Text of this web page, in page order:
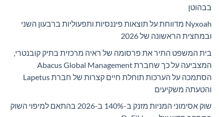
בבהוטן
Nyxoah מדווחת על תוצאות פיננסיות ותפעוליות ברבעון השני
ובמחצית הראשונה של 2026
בית המשפט התיר את פרסומה של ראיה מרכזית בתיק קובנטרי,
המצביעה על כך שחברת Abacus Global Management
הסתמכה על הערכות תוחלת חיים קצרות של חברת Lapetus
והטעתה משקיעים
שוק אסימוני המניות מזנק ב-140% ב-2026 בהתאם למיפוי השוק